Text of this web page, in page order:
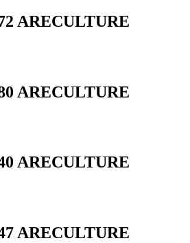
ARECULTURE
ARECULTURE
ARECULTURE
ARECULTURE